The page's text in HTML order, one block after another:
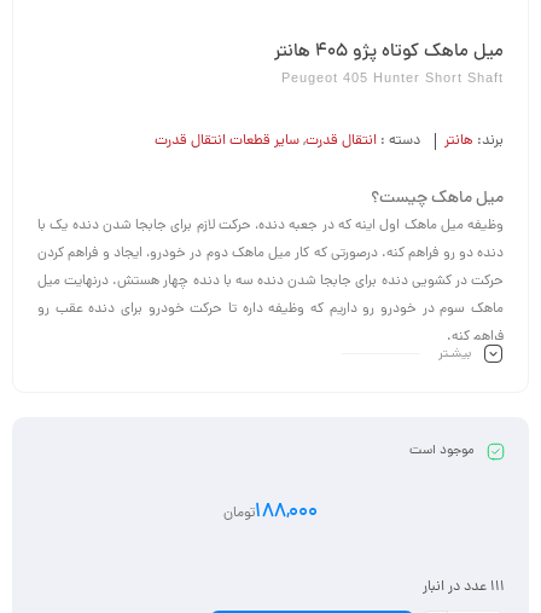
میل ماهک کوتاه پژو 405 هانتر
Peugeot 405 Hunter Short Shaft
برند: هانتر دسته : انتقال قدرت,سایر قطعات انتقال قدرت
میل ماهک چیست؟
وظیفه میل ماهک اول اینه که در جعبه‌ دنده، حرکت لازم برای جابجا شدن دنده یک با
دنده دو رو فراهم کنه. درصورتی که کار میل ماهک دوم در خودرو، ایجاد و فراهم کردن
حرکت در کشویی دنده برای جابجا شدن دنده سه با دنده چهار هستش. درنهایت میل
ماهک سوم در خودرو رو داریم که وظیفه داره تا حرکت خودرو برای دنده عقب رو
فراهم کنه.
بیشـتر
موجود است
188,000تومان
111 عدد در انبار